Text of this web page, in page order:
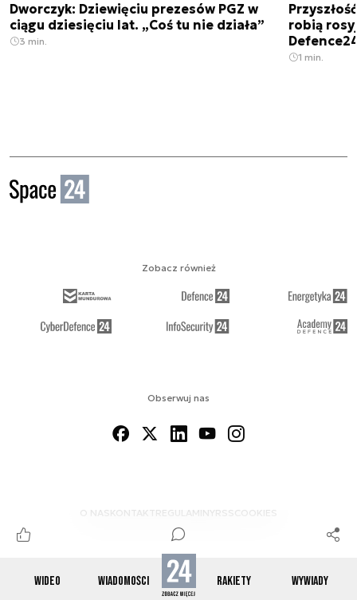
WIDEO WIADOMOŚCI RAKIETY WYWIADY
Dworczyk: Dziewięciu prezesów PGZ w
ciągu dziesięciu lat. „Coś tu nie działa”
3 min.
robią
1 min.
Obserwuj nas
O NAS KONTAKTREGULAMINYRSS COOKIES
Zobacz również
© 2012-2026 SPACE24